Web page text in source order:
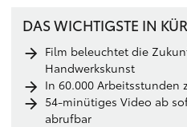
DAS WICHTIGSTE IN
Film beleuchtet die
Handwerkskunst
In 60.000 Arbeitsstunden
54-minütiges Video ab
abrufbar